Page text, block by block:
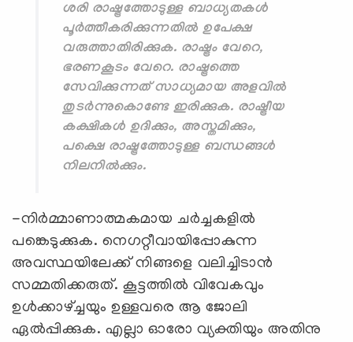
ശരി രാഷ്ട്രത്തോടുള്ള ബാധ്യതകള്‍
പൂര്‍ത്തീകരിക്കുന്നതില്‍ ഉപേക്ഷ
വരുത്താതിരിക്കുക. രാഷ്ട്രം വേറെ,
ഭരണകൂടം വേറെ. രാഷ്ട്രത്തെ
സേവിക്കുന്നത് സാധ്യമായ അളവില്‍
തുടര്‍ന്നുകൊണ്ടേ ഇരിക്കുക. രാഷ്ട്രീയ
കക്ഷികള്‍ ഉദിക്കും, അസ്തമിക്കും,
പക്ഷെ രാഷ്ട്രത്തോടുള്ള ബന്ധങ്ങള്‍
നിലനില്‍ക്കും.
-നിര്‍മ്മാണാത്മകമായ ചര്‍ച്ചകളില്‍
പങ്കെടുക്കുക. നെഗറ്റീവായിപ്പോകുന്ന
അവസ്ഥയിലേക്ക് നിങ്ങളെ വലിച്ചിടാന്‍
സമ്മതിക്കരുത്. കൂട്ടത്തില്‍ വിവേകവും
ഉള്‍ക്കാഴ്ച്ചയും ഉള്ളവരെ ആ ജോലി
ഏല്‍പ്പിക്കുക. എല്ലാ ഓരോ വ്യക്തിയും അതിനു